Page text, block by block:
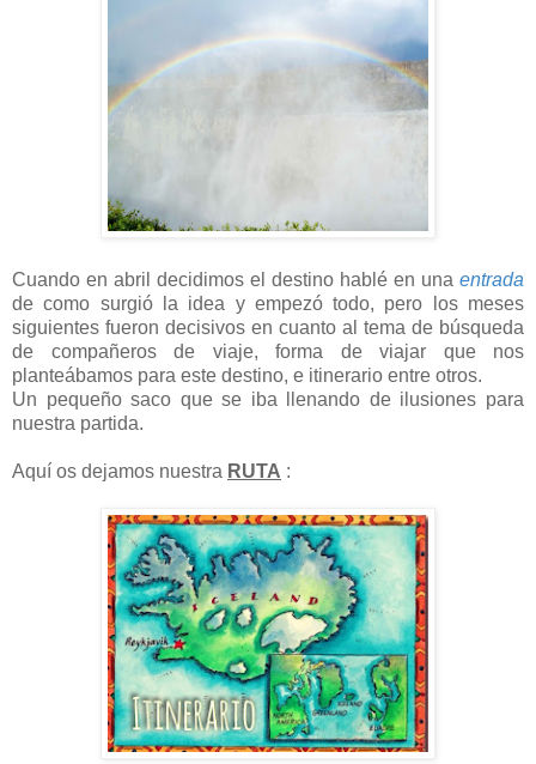
Cuando en abril decidimos el destino hablé en una entrada
de como surgió la idea y empezó todo, pero los meses
siguientes fueron decisivos en cuanto al tema de búsqueda
de compañeros de viaje, forma de viajar que nos
planteábamos para este destino, e itinerario entre otros.
Un pequeño saco que se iba llenando de ilusiones para
nuestra partida.
Aquí os dejamos nuestra RUTA :